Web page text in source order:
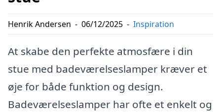
Henrik Andersen - 06/12/2025 - Inspiration
At skabe den perfekte atmosfære i din
stue med badeværelseslamper kræver et
øje for både funktion og design.
Badeværelseslamper har ofte et enkelt og